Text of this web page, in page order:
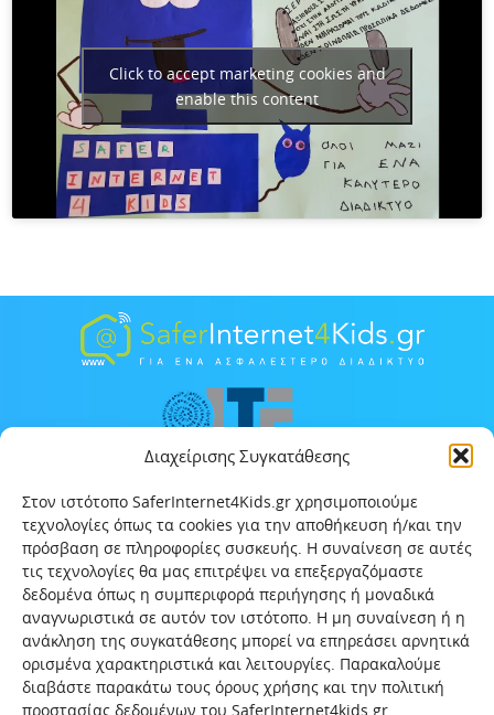
Διαχείρισης Συγκατάθεσης
Στον ιστότοπο SaferInternet4Kids.gr χρησιμοποιούμε
τεχνολογίες όπως τα cookies για την αποθήκευση ή/και την
πρόσβαση σε πληροφορίες συσκευής. Η συναίνεση σε αυτές
τις τεχνολογίες θα μας επιτρέψει να επεξεργαζόμαστε
δεδομένα όπως η συμπεριφορά περιήγησης ή μοναδικά
αναγνωριστικά σε αυτόν τον ιστότοπο. Η μη συναίνεση ή η
ανάκληση της συγκατάθεσης μπορεί να επηρεάσει αρνητικά
ορισμένα χαρακτηριστικά και λειτουργίες. Παρακαλούμε
διαβάστε παρακάτω τους όρους χρήσης και την πολιτική
προστασίας δεδομένων του SaferInternet4kids.gr .
Click to accept marketing cookies and
enable this content